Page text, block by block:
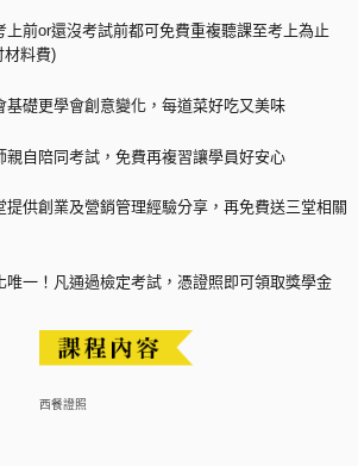
上前or還沒考試前都可免費重複聽課至考上為止
料費)
基礎更學會創意變化，每道菜好吃又美味
親自陪同考試，免費再複習讓學員好安心
提供創業及營銷管理經驗分享，再免費送三堂相關
唯一！凡通過檢定考試，憑證照即可領取獎學金
西餐證照